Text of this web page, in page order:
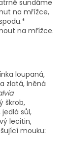
sundáme
na mřížce,
na mřížce.
loupaná,
zlatá, lněná
škrob,
sůl,
lecitin,
mouku: